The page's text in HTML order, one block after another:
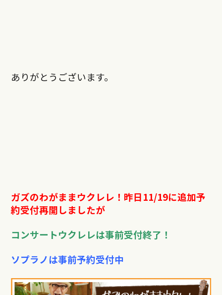
ありがとうございます。
ガズのわがままウクレレ！昨日11/19に追加予
約受付再開しましたが
コンサートウクレレは事前受付終了！
ソプラノは事前予約受付中